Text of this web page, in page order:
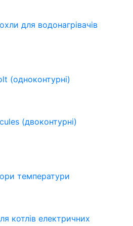
для водонагрівачів
(одноконтурні)
(двоконтурні)
температури
котлів електричних